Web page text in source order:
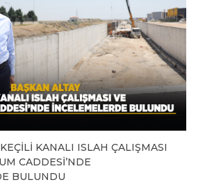
KANALI ISLAH ÇALIŞMASI
CADDESİ’NDE
BULUNDU